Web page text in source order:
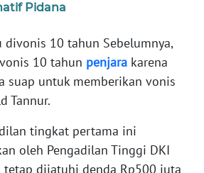
Pidana
divonis 10 tahun Sebelumnya,
10 tahun penjara karena
suap untuk memberikan vonis
Tannur.
tingkat pertama ini
oleh Pengadilan Tinggi DKI
tetap dijatuhi denda Rp500 juta